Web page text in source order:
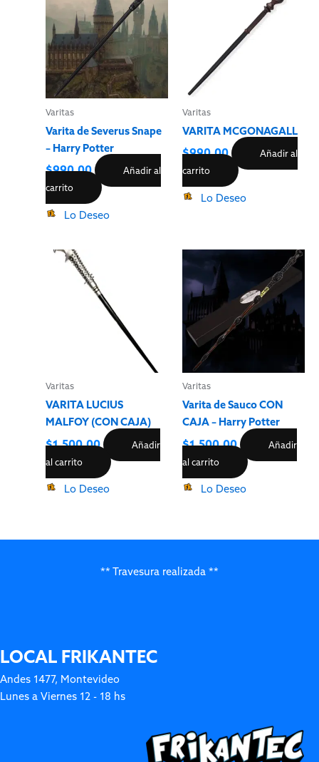
Varitas
Varita de Severus Snape
– Harry Potter
$990.00
Añadir al
carrito
Lo Deseo
Varitas
VARITA MCGONAGALL
$990.00
Añadir al
carrito
Lo Deseo
Varitas
VARITA LUCIUS
MALFOY (CON CAJA)
$1,500.00
Añadir
al carrito
Lo Deseo
Varitas
Varita de Sauco CON
CAJA – Harry Potter
$1,500.00
Añadir
al carrito
Lo Deseo
** Travesura realizada **
LOCAL FRIKANTEC
Andes 1477, Montevideo
Lunes a Viernes 12 - 18 hs